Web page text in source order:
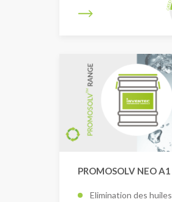
PROMOSOLV NEO A1
Elimination des huiles